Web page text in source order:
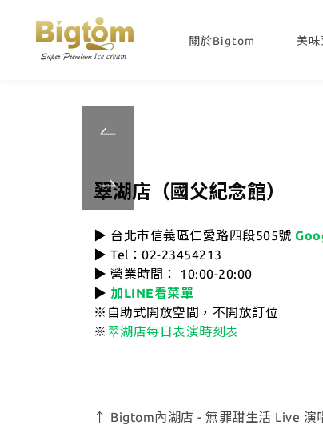
關於Bigtom 美味
翠湖店（國父紀念館）
▶ 台北市信義區仁愛路四段505號
▶ Tel：02-23454213
▶ 營業時間： 10:00-20:00
▶ 加LINE看菜單
※自助式開放空間，不開放訂位
※翠湖店每日表演時刻表
↑ Bigtom內湖店 - 無罪甜生活 Live 演